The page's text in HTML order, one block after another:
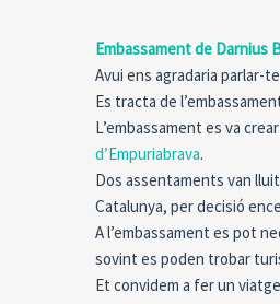
Embassament de Darnius
Avui ens agradaria parlar-
Es tracta de
L’embassament es va
d’Empuriabrava.
Dos assentaments van
Catalunya, per decisió
A l’embassament es pot
sovint es poden trobar
Et convidem a fer un